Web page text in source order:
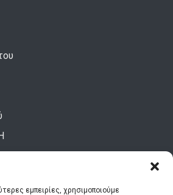
εμπειρίες, χρησιμοποιούμε